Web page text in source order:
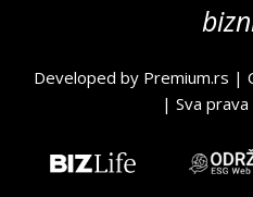
Developed by Premium.rs |
| Sva prava